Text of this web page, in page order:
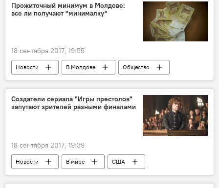
Прожиточный минимум в Молдове:
все ли получают "минималку"
18 сентября 2017, 19:55
Новости В Молдове
Общество
Республика Молдова
зарплата
прожиточный минимум
пенсия
статистика
Создатели сериала "Игры престолов"
запутают зрителей разными финалами
18 сентября 2017, 19:39
Новости В мире
США
НВО
финал
сериал